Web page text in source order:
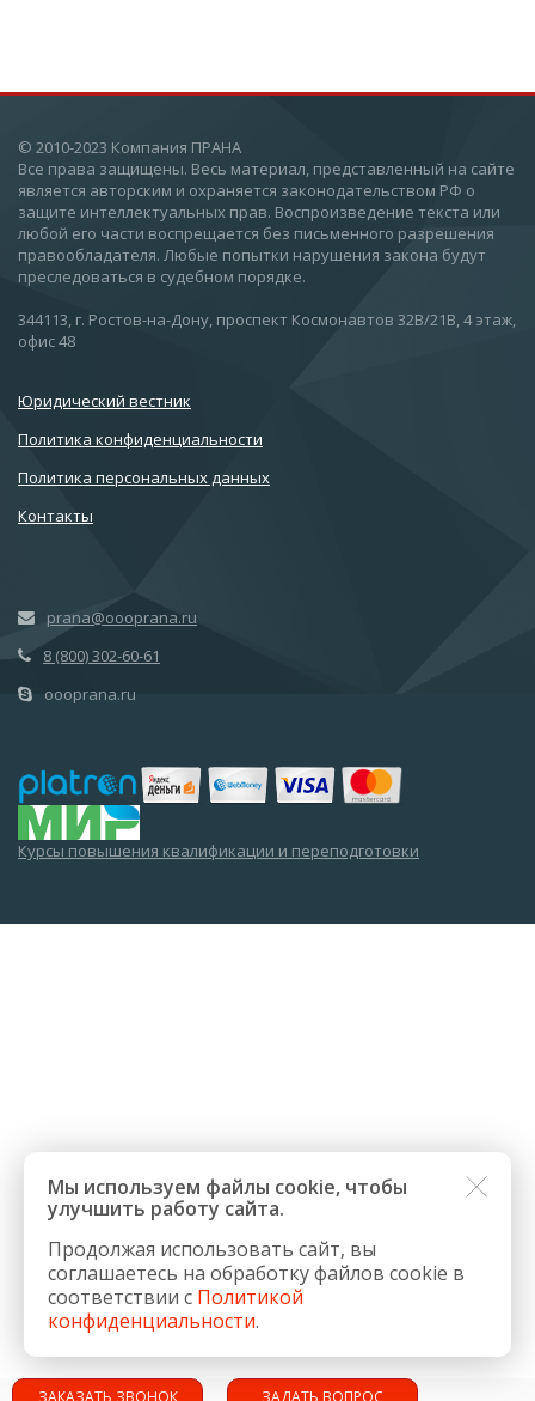
© 2010-2023 Компания ПРАНА
Все права защищены. Весь материал, представленный на сайте
является авторским и охраняется законодательством РФ о
защите интеллектуальных прав. Воспроизведение текста или
любой его части воспрещается без письменного разрешения
правообладателя. Любые попытки нарушения закона будут
преследоваться в судебном порядке.
344113, г. Ростов-на-Дону, проспект Космонавтов 32В/21В, 4 этаж,
офис 48
Юридический вестник
Политика конфиденциальности
Политика персональных данных
Контакты
prana@oooprana.ru
8 (800) 302-60-61
oooprana.ru
Курсы повышения квалификации и переподготовки
ЗАКАЗАТЬ ЗВОНОК ЗАДАТЬ ВОПРОС
Мы используем файлы cookie, чтобы
улучшить работу сайта.
Продолжая использовать сайт, вы
соглашаетесь на обработку файлов cookie в
соответствии с Политикой
конфиденциальности.